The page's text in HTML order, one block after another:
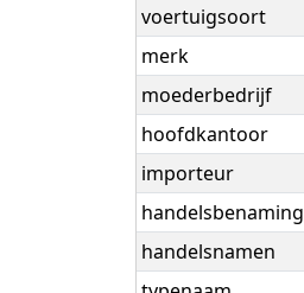
voertuigsoort
merk
moederbedrijf
hoofdkantoor
importeur
handelsbenaming
handelsnamen